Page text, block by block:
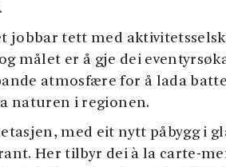
jobbar tett med
målet er å gje dei
atmosfære for å lada
naturen i regionen.
med eit nytt påbygg i
Her tilbyr dei à la carte-